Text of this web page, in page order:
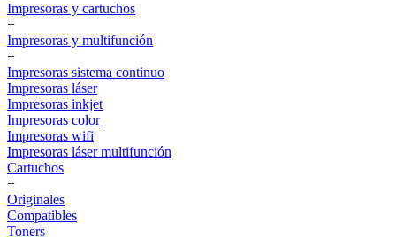
Impresoras y cartuchos
+
Impresoras y multifunción
+
Impresoras sistema continuo
Impresoras láser
Impresoras inkjet
Impresoras color
Impresoras wifi
Impresoras láser multifunción
Cartuchos
+
Originales
Compatibles
Toners